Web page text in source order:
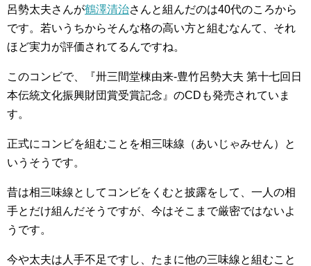
呂勢太夫さんが鶴澤清治さんと組んだのは40代のころから
です。若いうちからそんな格の高い方と組むなんて、それ
ほど実力が評価されてるんですね。
このコンビで、『卅三間堂棟由来-豊竹呂勢大夫 第十七回日
本伝統文化振興財団賞受賞記念』のCDも発売されていま
す。
正式にコンビを組むことを相三味線（あいじゃみせん）と
いうそうです。
昔は相三味線としてコンビをくむと披露をして、一人の相
手とだけ組んだそうですが、今はそこまで厳密ではないよ
うです。
今や太夫は人手不足ですし、たまに他の三味線と組むこと